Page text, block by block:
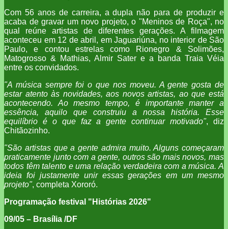
Com 56 anos de carreira, a dupla não para de produzir e
acaba de gravar um novo projeto, o "Meninos de Roça", no
qual reúne artistas de diferentes gerações. A filmagem
aconteceu em 12 de abril, em Jaguariúna, no interior de São
Paulo, e contou estrelas como Rionegro & Solimões,
Matogrosso & Mathias, Almir Sater e a banda Traia Véia
entre os convidados.
"A música sempre foi o que nos moveu. A gente gosta de
estar atento às novidades, aos novos artistas, ao que está
acontecendo. Ao mesmo tempo, é importante manter a
essência, aquilo que construiu a nossa história. Esse
equilíbrio é o que faz a gente continuar motivado", diz
Chitãozinho.
"São artistas que a gente admira muito. Alguns começaram
praticamente junto com a gente, outros são mais novos, mas
todos têm talento e uma relação verdadeira com a música. A
ideia foi justamente unir essas gerações em um mesmo
projeto", completa Xororó.
Programação festival "Histórias 2026"
09/05 – Brasília /DF